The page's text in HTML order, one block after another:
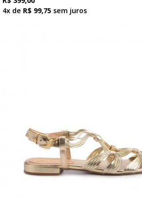
4x de R$ 99,75 sem juros